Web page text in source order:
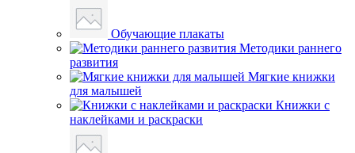
Обучающие плакаты
Методики раннего
развития
Мягкие книжки
для малышей
Книжки с
наклейками и раскраски